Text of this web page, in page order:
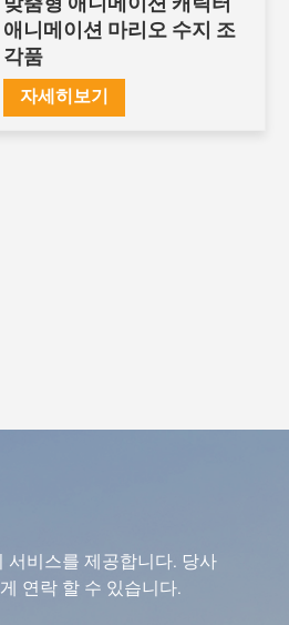
애니메이션 마리오 수지 조
각품
자세히보기
서비스를 제공합니다. 당사
연락 할 수 있습니다.